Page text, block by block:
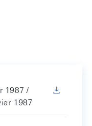
1987 /
1987